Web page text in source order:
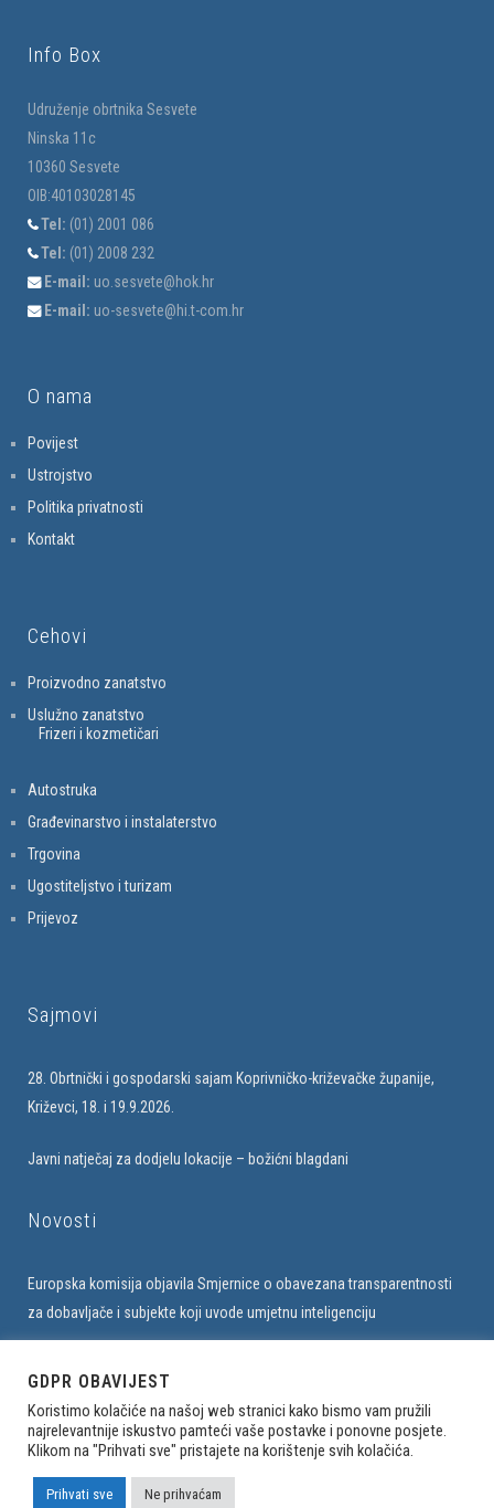
Info Box
Udruženje obrtnika Sesvete
Ninska 11c
10360 Sesvete
OIB:40103028145
Tel: (01) 2001 086
Tel: (01) 2008 232
E-mail: uo.sesvete@hok.hr
E-mail: uo-sesvete@hi.t-com.hr
O nama
Povijest
Ustrojstvo
Politika privatnosti
Kontakt
Cehovi
Proizvodno zanatstvo
Uslužno zanatstvo
Frizeri i kozmetičari
Autostruka
Građevinarstvo i instalaterstvo
Trgovina
Ugostiteljstvo i turizam
Prijevoz
Sajmovi
28. Obrtnički i gospodarski sajam Koprivničko-križevačke županije,
Križevci, 18. i 19.9.2026.
Javni natječaj za dodjelu lokacije – božićni blagdani
Novosti
Europska komisija objavila Smjernice o obavezana transparentnosti
za dobavljače i subjekte koji uvode umjetnu inteligenciju
Sva prava pridržana. Udruženje obrtnika Sesvete © 2023
GDPR OBAVIJEST
Koristimo kolačiće na našoj web stranici kako bismo vam pružili
najrelevantnije iskustvo pamteći vaše postavke i ponovne posjete.
Klikom na "Prihvati sve" pristajete na korištenje svih kolačića.
Prihvati sve Ne prihvaćam